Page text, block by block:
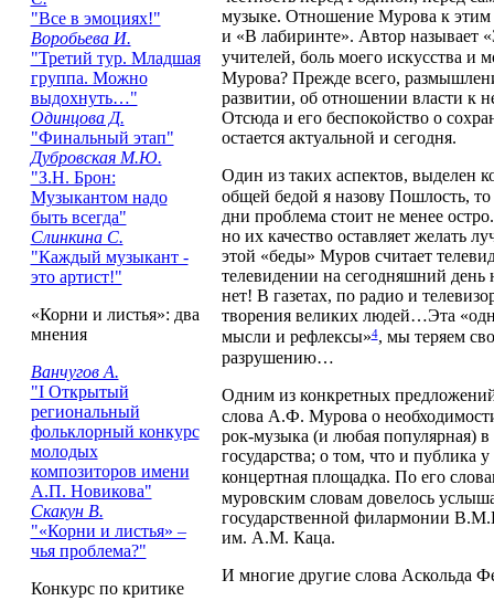
"Все в эмоциях!"
Воробьева И.
"Третий тур. Младшая
группа. Можно
выдохнуть…"
Одинцова Д.
"Финальный этап"
Дубровская М.Ю.
"З.Н. Брон:
Музыкантом надо
быть всегда"
Слинкина С.
"Каждый музыкант -
это артист!"
«Корни и листья»: два
мнения
Ванчугов А.
"I Открытый
региональный
фольклорный конкурс
молодых
композиторов имени
А.П. Новикова"
Скакун В.
"«Корни и листья» –
чья проблема?"
Конкурс по критике
музыке. Отношение Мурова к этим
и «В лабиринте». Автор называет
учителей, боль моего искусства и
Мурова? Прежде всего,
развитии, об отношении власти к
Отсюда и его беспокойство о
остается актуальной и сегодня.
Один из таких аспектов, выделен
общей бедой я назову Пошлость,
дни проблема стоит не менее
но их качество оставляет желать
этой «беды» Муров считает
телевидении на сегодняшний день
нет! В газетах, по радио и
творения великих людей…Эта
мысли и рефлексы»4, мы теряем
разрушению…
Одним из конкретных
слова А.Ф. Мурова о
рок-музыка (и любая популярная)
государства; о том, что и публика
концертная площадка. По его
муровским словам довелось
государственной филармонии
им. А.М. Каца.
И многие другие слова Аскольда